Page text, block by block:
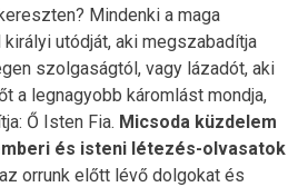
Mindenki a maga
utódját, aki megszabadítja
szolgaságtól, vagy lázadót, aki
a legnagyobb káromlást mondja,
Ő Isten Fia. Micsoda küzdelem
és isteni létezés-olvasatok
orrunk előtt lévő dolgokat és